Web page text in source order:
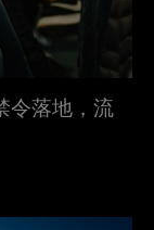
令落地，流